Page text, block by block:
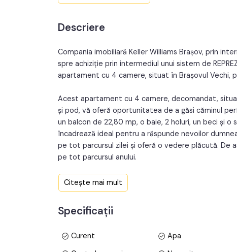
Nr. balcoane:
Nr. garaje: 1
Descriere
Compania imobiliară Keller Williams Brașov, prin
spre achiziție prin intermediul unui sistem de
apartament cu 4 camere, situat în Brașovul Vechi,
Acest apartament cu 4 camere, decomandat,
și pod, vă oferă oportunitatea de a găsi căminul
un balcon de 22,80 mp, o baie, 2 holuri, un beci și
încadrează ideal pentru a răspunde nevoilor
pe tot parcursul zilei și oferă o vedere plăcută. De
pe tot parcursul anului.
Proprietatea este amplasată pe un teren de 600
55%. Curtea este împărțită doar cu un singur
Beneficiind de garaj, vă asigurăm că veți avea
Zona este cunoscută pentru accesul facil la toate
Citește mai mult
Specificații
Curent Apa